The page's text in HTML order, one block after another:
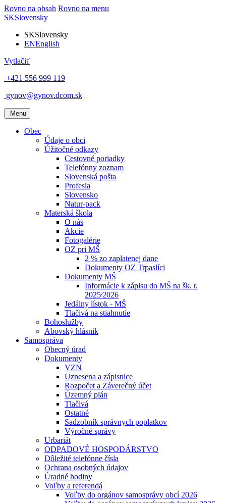
Rovno na obsah Rovno na menu
SKSlovensky
SKSlovensky
ENEnglish
Vytlačiť
+421 556 999 119
gynov@gynov.dcom.sk
Menu
Obec
Údaje o obci
Úžitočné odkazy
Cestovné poriadky
Telefónny zoznam
Slovenská pošta
Profesia
Slovensko
Natur-pack
Materská škola
O nás
Akcie
Fotogalérie
OZ pri MŠ
2 % zo zaplatenej dane
Dokumenty OZ Trpaslíci
Dokumenty MŠ
Informácie k zápisu do MŠ na šk. r.
2025⁄2026
Jedálny lístok - MŠ
Tlačivá na stiahnutie
Bohoslužby
Abovský hlásnik
Samospráva
Obecný úrad
Dokumenty
VZN
Uznesena a zápisnice
Rozpočet a Záverečný účet
Územný plán
Tlačivá
Ostatné
Sadzobník správnych poplatkov
Výročné správy
Urbariát
ODPADOVÉ HOSPODÁRSTVO
Dôležité telefónne čísla
Ochrana osobných údajov
Úradné hodiny
Voľby a referendá
Voľby do orgánov samosprávy obcí 2026